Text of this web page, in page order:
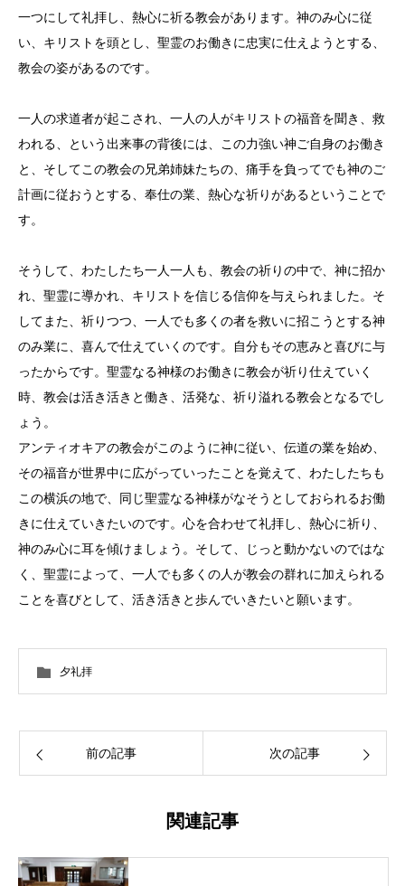
一つにして礼拝し、熱心に祈る教会があります。神のみ心に従
い、キリストを頭とし、聖霊のお働きに忠実に仕えようとする、
教会の姿があるのです。
一人の求道者が起こされ、一人の人がキリストの福音を聞き、救
われる、という出来事の背後には、この力強い神ご自身のお働き
と、そしてこの教会の兄弟姉妹たちの、痛手を負ってでも神のご
計画に従おうとする、奉仕の業、熱心な祈りがあるということで
す。
そうして、わたしたち一人一人も、教会の祈りの中で、神に招か
れ、聖霊に導かれ、キリストを信じる信仰を与えられました。そ
してまた、祈りつつ、一人でも多くの者を救いに招こうとする神
のみ業に、喜んで仕えていくのです。自分もその恵みと喜びに与
ったからです。聖霊なる神様のお働きに教会が祈り仕えていく
時、教会は活き活きと働き、活発な、祈り溢れる教会となるでし
ょう。
アンティオキアの教会がこのように神に従い、伝道の業を始め、
その福音が世界中に広がっていったことを覚えて、わたしたちも
この横浜の地で、同じ聖霊なる神様がなそうとしておられるお働
きに仕えていきたいのです。心を合わせて礼拝し、熱心に祈り、
神のみ心に耳を傾けましょう。そして、じっと動かないのではな
く、聖霊によって、一人でも多くの人が教会の群れに加えられる
ことを喜びとして、活き活きと歩んでいきたいと願います。
夕礼拝
前の記事 次の記事
関連記事